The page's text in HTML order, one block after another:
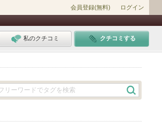
会員登録(無料) ログイン
私のクチコミ クチコミする